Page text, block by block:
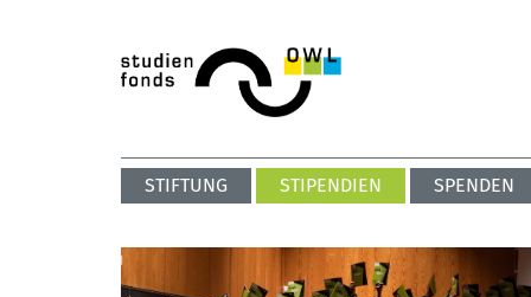
STIFTUNG STIPENDIEN SPENDEN